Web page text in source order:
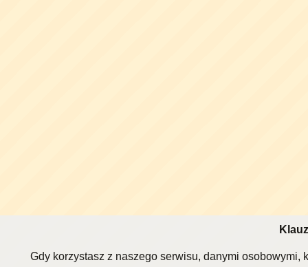
Gdy korzystasz z naszego serwisu, danymi osobowymi,